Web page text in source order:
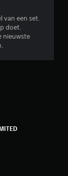
van een set.
doet.
nieuwste